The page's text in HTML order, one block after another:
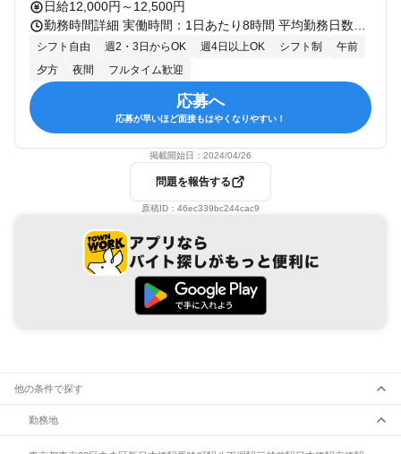
日給12,000円～12,500円
シフト自由 週2・3日からOK 週4日以上OK シフト制
午前
夕方
夜間 フルタイム歓迎
応募へ
応募が早いほど面接もはやくなりやすい！
掲載開始日： 2024/04/26
問題を報告する
原稿ID： 46ec339bc244cac9
他の条件で探す
勤務地